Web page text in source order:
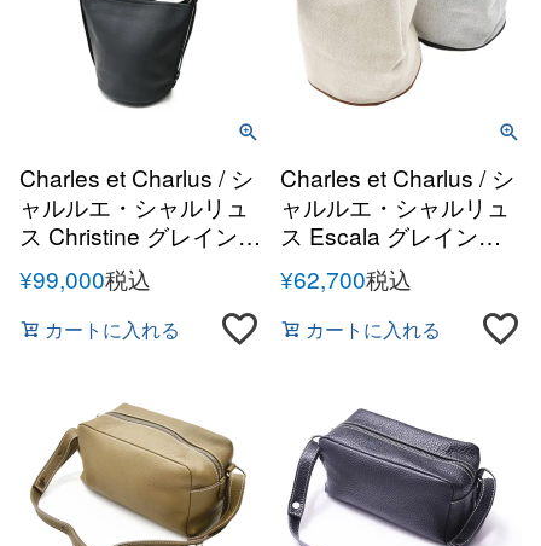
Charles et Charlus / シ
ャルルエ・シャルリュ
ス Christine グレインレ
ザー ショルダーバッグ
¥99,000税込
カートに入れる
Charles et Charlus / シ
ャルルエ・シャルリュ
ス Escala グレインレ
ザー キャンバスコンビ
ドローストリングバッ
グ
¥62,700税込
カートに入れる